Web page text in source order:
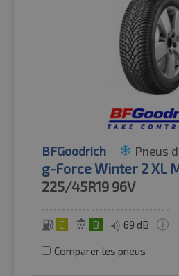
BFGoodrich Pneus
g-Force Winter 2 XL
225/45R19 96V
C B 69 dB
Comparer les pneus